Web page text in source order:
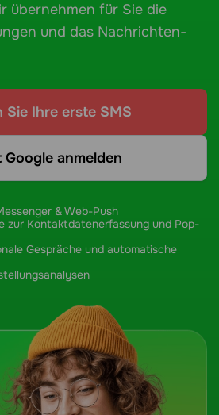
übernehmen für Sie die
und das Nachrichten-
Sie Ihre erste SMS
Google anmelden
& Web-Push
zur Kontaktdatenerfassung und Pop-
Gespräche und automatische